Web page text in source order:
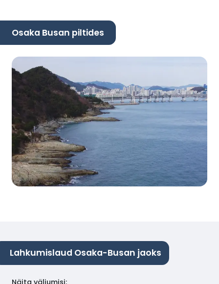
Osaka Busan piltides
Lahkumislaud Osaka-Busan jaoks
Näita väljumisi: